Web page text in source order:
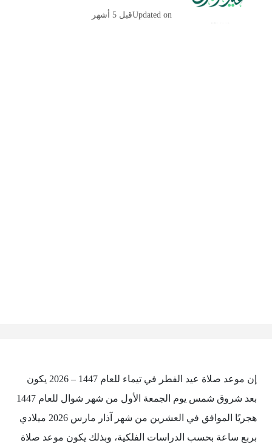
Updated onقبل 5 أشهر
إن موعد صلاة عيد الفطر في تيماء للعام 1447 – 2026 يكون
بعد شروق شمس يوم الجمعة الأول من شهر شوال للعام 1447
هجريًا الموافق في العشرين من شهر آذار مارس 2026 ميلادي
بربع ساعة بحسب الدراسات الفلكية، وبذلك يكون موعد صلاة